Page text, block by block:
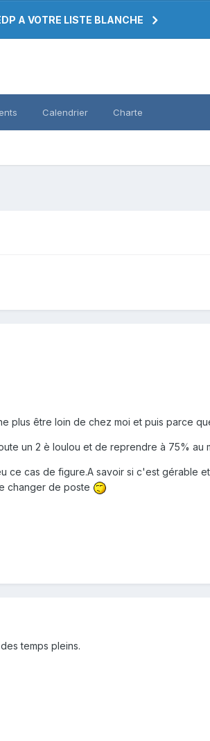
A VOTRE LISTE BLANCHE
Calendrier Charte
plus être loin de chez moi et puis parce
un 2 è loulou et de reprendre à 75% au
ce cas de figure.A savoir si c'est gérable
changer de poste
temps pleins.